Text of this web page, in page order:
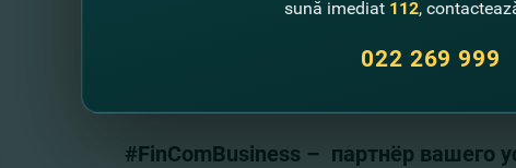
любое отделение FinComBank S.A.
#FinComBusiness – партнёр вашего
sună imediat 112,
022 269 999